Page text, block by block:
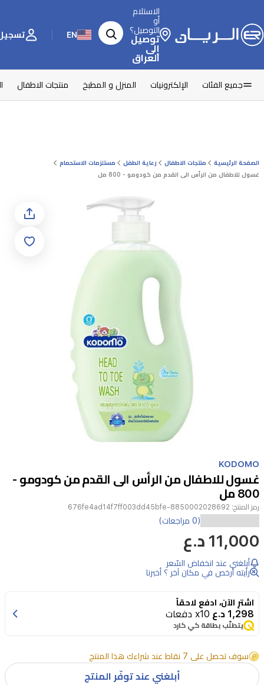
الاستلام
أو
التوصيل؟
توصيل
إلى
العراق
EN تسجيل
جميع الفئات الإلكترونيات المنزل و المطبخ منتجات الاطفال
الصفحة الرئيسية منتجات الاطفال رعاية الطفل
مستلزمات الاستحمام
غسول للاطفال من الرأس الى القدم من كودومو - 800 مل
1
of
1
KODOMO
غسول للاطفال من الرأس الى القدم من كودومو -
800 مل
رمز المنتج: 8850002028692-676fe4ad14f7ff003dd45bfe
(0 مراجعات)
11,000 د.ع
أبلغني عند انخفاض السّعر
رأيته أرخص في مكان آخر ؟ أخبرنا
اشترِ الآن، ادفع لاحقاً
1,298 د.ع x10 دفعات
يتطلّب بطاقة كي كارد
سوف تحصل على 7 نقاط عند شراءك هذا المنتج
أبلغني عند توفّر المنتج